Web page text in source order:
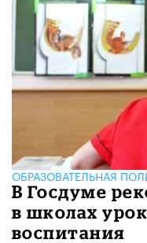
ОБРАЗОВАТЕЛЬНАЯ
В Госдуме
в школах
воспитания